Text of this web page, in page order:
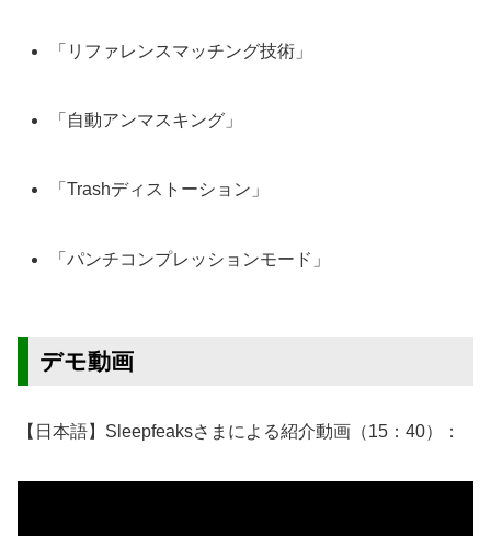
「リファレンスマッチング技術」
「自動アンマスキング」
「Trashディストーション」
「パンチコンプレッションモード」
デモ動画
【日本語】Sleepfeaksさまによる紹介動画（15：40）：